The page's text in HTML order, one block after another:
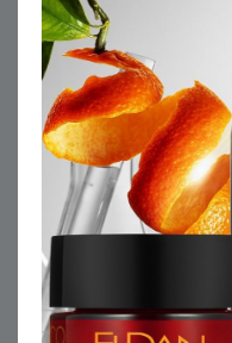
МАСЛО ЖОЖОБА
Защищает, питает и
успокаивает кожу любого
типа, быстро впитывается